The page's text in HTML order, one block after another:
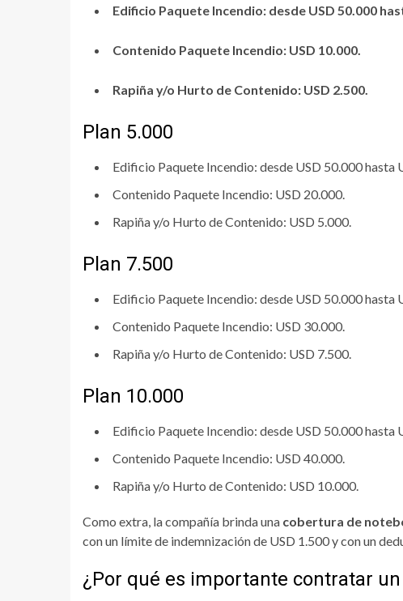
Edificio Paquete Incendio: desde USD 50.000
Contenido Paquete Incendio: USD 10.000.
Rapiña y/o Hurto de Contenido: USD 2.500.
Plan 5.000
Edificio Paquete Incendio: desde USD 50.000 hasta
Contenido Paquete Incendio: USD 20.000.
Rapiña y/o Hurto de Contenido: USD 5.000.
Plan 7.500
Edificio Paquete Incendio: desde USD 50.000 hasta
Contenido Paquete Incendio: USD 30.000.
Rapiña y/o Hurto de Contenido: USD 7.500.
Plan 10.000
Edificio Paquete Incendio: desde USD 50.000 hasta
Contenido Paquete Incendio: USD 40.000.
Rapiña y/o Hurto de Contenido: USD 10.000.
Como extra, la compañía brinda una cobertura de
con un límite de indemnización de USD 1.500 y con un
¿Por qué es importante contratar